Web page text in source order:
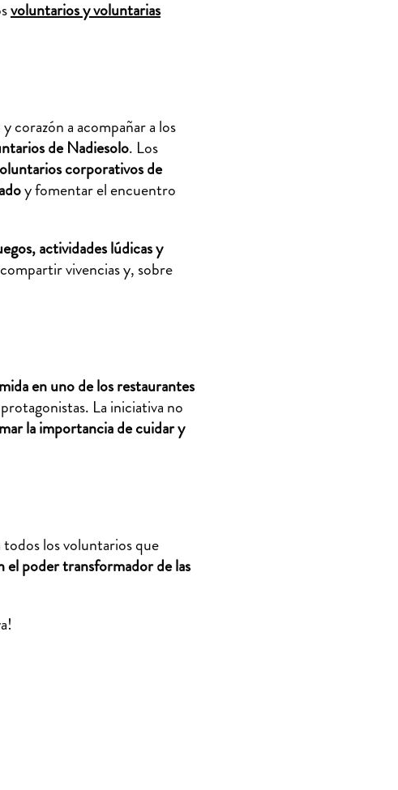
voluntarios y voluntarias
corazón a acompañar a los
de Nadiesolo. Los
corporativos de
y fomentar el encuentro
actividades lúdicas y
vivencias y, sobre
en uno de los restaurantes
La iniciativa no
la importancia de cuidar y
los voluntarios que
el poder transformador de las